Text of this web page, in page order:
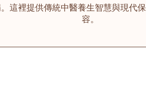
這裡提供傳統中醫養生智慧與現代
容。